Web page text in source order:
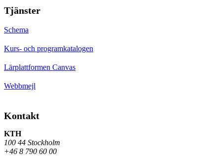
Tjänster
Schema
Kurs- och programkatalogen
Lärplattformen Canvas
Webbmejl
Kontakt
KTH
100 44 Stockholm
+46 8 790 60 00